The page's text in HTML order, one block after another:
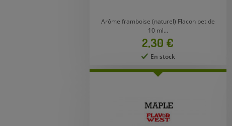
Arôme framboise (naturel) Flacon pet de
10 ml...
Prix
2,30 €
En stock